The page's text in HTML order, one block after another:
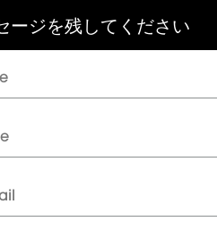
ここにメッセージを残
Eメール:
ージを残してください